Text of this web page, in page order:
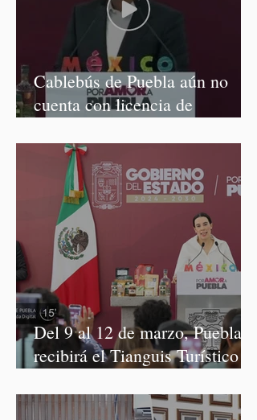
Cablebús de Puebla aún no
cuenta con licencia de
Del 9 al 12 de marzo, Puebla
recibirá el Tianguis Turístico